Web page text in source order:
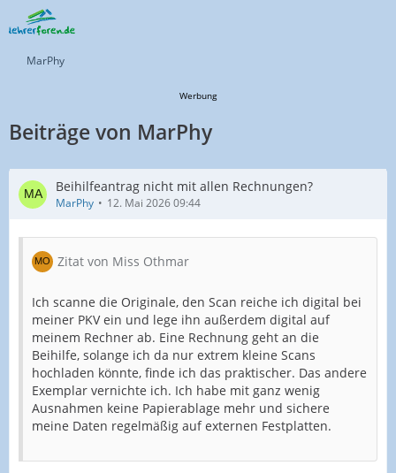
MarPhy
Werbung
Beiträge von MarPhy
Beihilfeantrag nicht mit allen Rechnungen?
MarPhy 12. Mai 2026 09:44
Zitat von Miss Othmar
Ich scanne die Originale, den Scan reiche ich digital bei
meiner PKV ein und lege ihn außerdem digital auf
meinem Rechner ab. Eine Rechnung geht an die
Beihilfe, solange ich da nur extrem kleine Scans
hochladen könnte, finde ich das praktischer. Das andere
Exemplar vernichte ich. Ich habe mit ganz wenig
Ausnahmen keine Papierablage mehr und sichere
meine Daten regelmäßig auf externen Festplatten.